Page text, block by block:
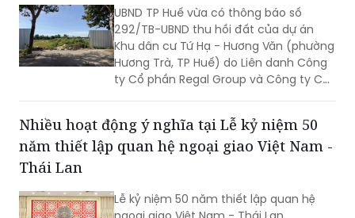
chuyển biến rõ nét trong phát triển kinh
tế - xã hội và nâng cao đời sống Nhân
dân.
UBND TP Huế vừa có thông báo số
292/TB-UBND thu hồi đất của dự án
Khu dân cư Tứ Hạ - Hương Văn (phường
Hương Trà, TP Huế) do Liên danh Công
ty Cổ phần Regal Group và Công ty Cổ
Nhiều hoạt động ý nghĩa tại Lễ kỷ niệm 50
năm thiết lập quan hệ ngoại giao Việt Nam -
Thái Lan
Lễ kỷ niệm 50 năm thiết lập quan hệ